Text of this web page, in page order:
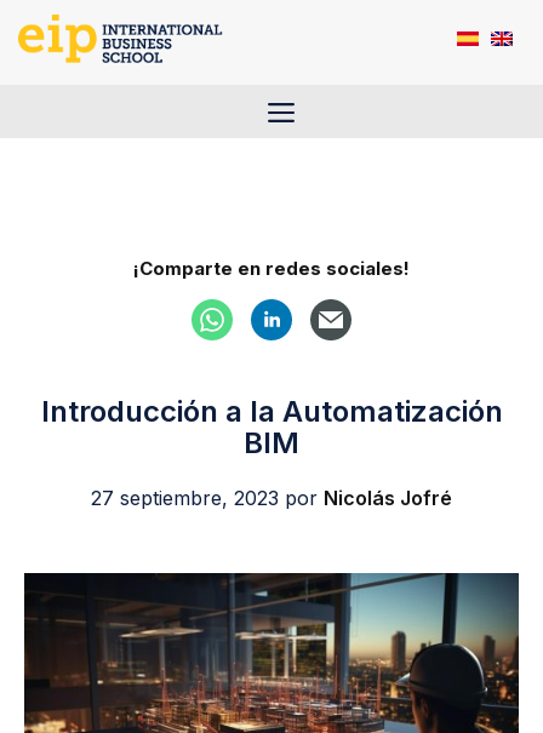
Saltar
Menú
¡Comparte en redes sociales!
Introducción a la Automatización
BIM
27 septiembre, 2023 por Nicolás Jofré